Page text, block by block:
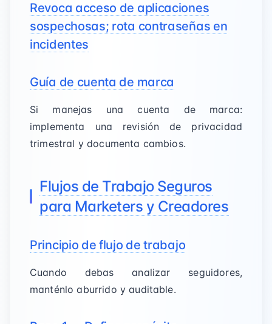
Revoca acceso de aplicaciones
sospechosas; rota contraseñas en
incidentes
Guía de cuenta de marca
Si manejas una cuenta de marca:
implementa una revisión de privacidad
trimestral y documenta cambios.
Flujos de Trabajo Seguros
para Marketers y Creadores
Principio de flujo de trabajo
Cuando debas analizar seguidores,
manténlo aburrido y auditable.